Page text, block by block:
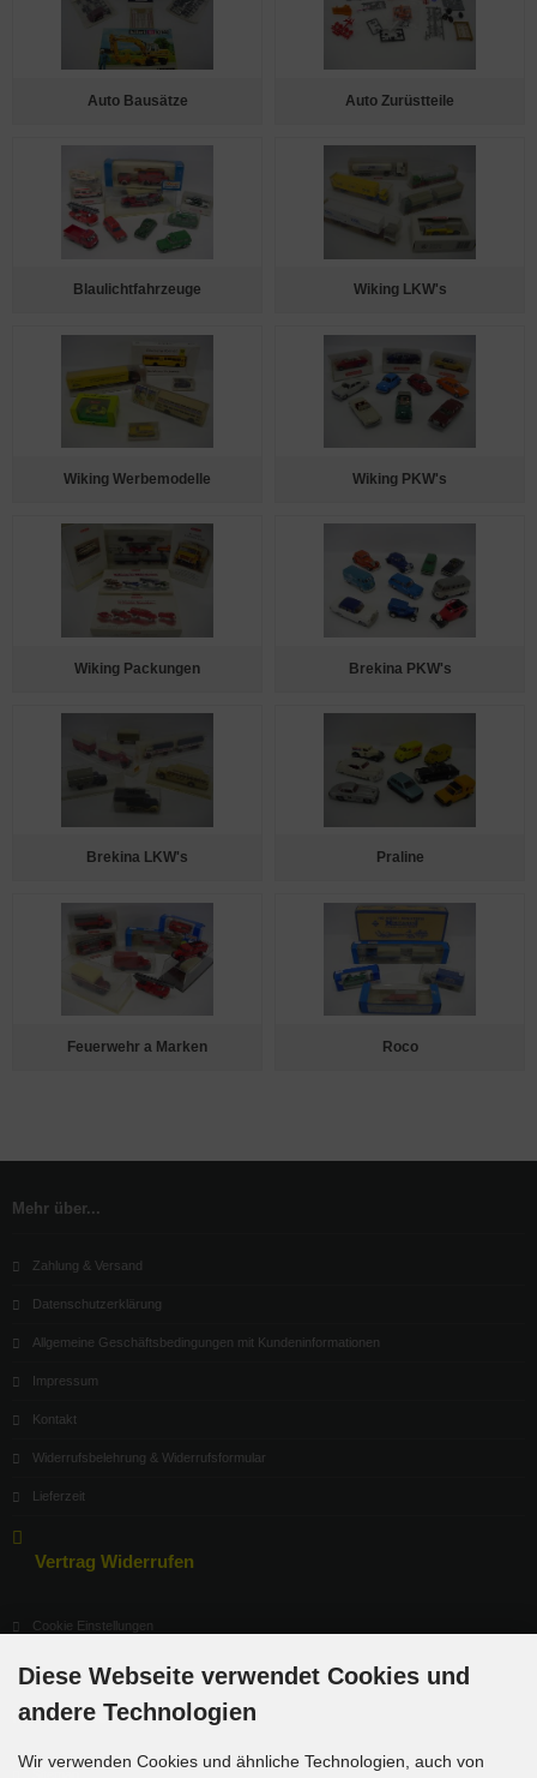
Auto Bausätze Auto Zurüstteile
Blaulichtfahrzeuge Wiking LKW's
Wiking Werbemodelle Wiking PKW's
Wiking Packungen Brekina PKW's
Brekina LKW's Praline
Feuerwehr a Marken Roco
Mehr über...
Zahlung & Versand
Datenschutzerklärung
Allgemeine Geschäftsbedingungen mit Kundeninformationen
Impressum
Kontakt
Widerrufsbelehrung & Widerrufsformular
Lieferzeit
Vertrag Widerrufen
Cookie Einstellungen
Informationen
Diese Webseite verwendet Cookies und
andere Technologien
Wir verwenden Cookies und ähnliche Technologien, auch von